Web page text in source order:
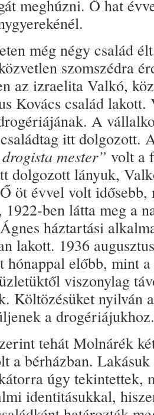
meghúzni. Ő hat
még négy család
szomszédra
az izraelita Valkó,
Kovács család lakott.
A
itt dolgozott.
mester” volt a
dolgozott lányuk,
Ő öt évvel volt
1922-ben látta meg a
háztartási
lakott. 1936
hónappal előbb, mint
viszonylag
Költözésüket nyilván
a drogériájukhoz.
tehát Molnárék
a bérházban.
úgy tekintettek,
identitásukkal,